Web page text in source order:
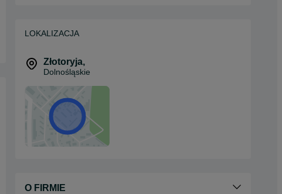
LOKALIZACJA
Złotoryja,
Dolnośląskie
O FIRMIE